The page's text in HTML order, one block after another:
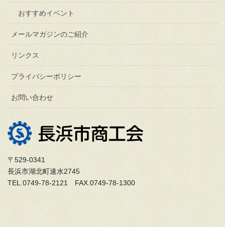
おすすめイベント
メールマガジンのご紹介
リンクス
プライバシーポリシー
お問い合わせ
〒529-0341
長浜市湖北町速水2745
TEL.0749-78-2121 FAX.0749-78-1300